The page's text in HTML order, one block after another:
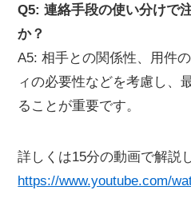
Q5: 連絡手段の使い分けで
か？
A5: 相手との関係性、用件
ィの必要性などを考慮し、
ることが重要です。
詳しくは15分の動画で解説
https://www.youtube.com/